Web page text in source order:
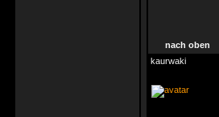
nach oben
kaurwaki